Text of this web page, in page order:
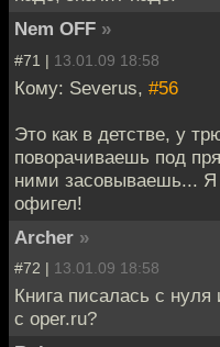
Nem OFF »
#71 | 13.01.09 18:58
Кому: Severus, #56
Это как в детстве, у
поворачиваешь под
ними засовываешь... Я
офигел!
Archer »
#72 | 13.01.09 18:58
Книга писалась с
с oper.ru?